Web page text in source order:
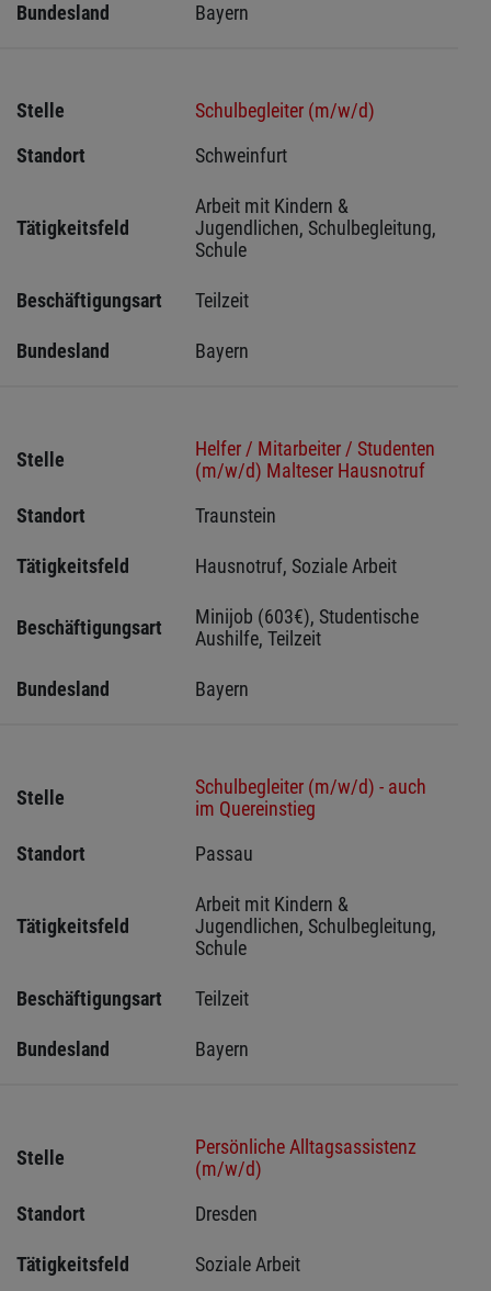
Bundesland Bayern
Stelle
Schulbegleiter (m/w/d)
Standort
Schweinfurt
Tätigkeitsfeld
Arbeit mit Kindern &
Jugendlichen, Schulbegleitung,
Schule
Beschäftigungsart Teilzeit
Bundesland Bayern
Stelle
Helfer / Mitarbeiter / Studenten
(m/w/d) Malteser Hausnotruf
Standort
Traunstein
Tätigkeitsfeld Hausnotruf, Soziale Arbeit
Beschäftigungsart
Minijob (603€), Studentische
Aushilfe, Teilzeit
Bundesland Bayern
Stelle
Schulbegleiter (m/w/d) - auch
im Quereinstieg
Standort
Passau
Tätigkeitsfeld
Arbeit mit Kindern &
Jugendlichen, Schulbegleitung,
Schule
Beschäftigungsart Teilzeit
Bundesland Bayern
Stelle
Persönliche Alltagsassistenz
(m/w/d)
Standort
Dresden
Tätigkeitsfeld Soziale Arbeit